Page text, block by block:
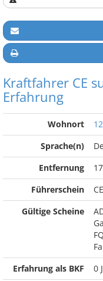
Kraftfahrer CE
Erfahrung
Wohnort
Sprache(n)
Entfernung
Führerschein
CE
Gültige Scheine
Erfahrung als BKF
0